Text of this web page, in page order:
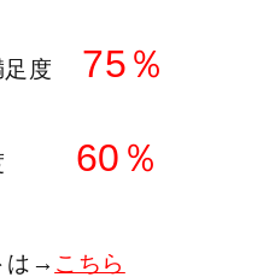
足度 75％
足度 60％
は→ こちら